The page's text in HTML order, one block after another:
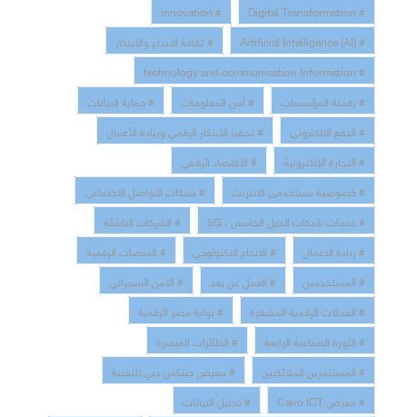
# Digital Transformation
# innovation
# Artificial Intelligence (AI)
# ثقافة الابداع والابتكار
# technology and communication Information
# رقمنة المؤسسات
# أمن المعلومات
# حماية البيانات
# الدفع الالكتروني
# تحفيز الابتكار الرقمي وريادة الأعمال
# التجارة الإلكترونية
# الاقتصاد الرقمي
# خصوصية مستخدمى الانترنت
# شبكات التواصل الاجتماعي
# خدمات شبكات الجيل الخامس ، 5G
# الشركات الناشئة
# ريادة الاعمال
# الابداع التكنولوجي
# المنصات الرقمية
# المستخدمين
# العمل عن بعد
# الامن السبيراني
# العملات الرقمية المشفرة
# بوابة مصر الرقمية
# الثورة الصناعية الرابعة
# الطائرات الميسرة
# المستثمرين الملائكيين
# معرض جيتكس دبي للتقنية
# معرض Cairo ICT
# تحليل البيانات